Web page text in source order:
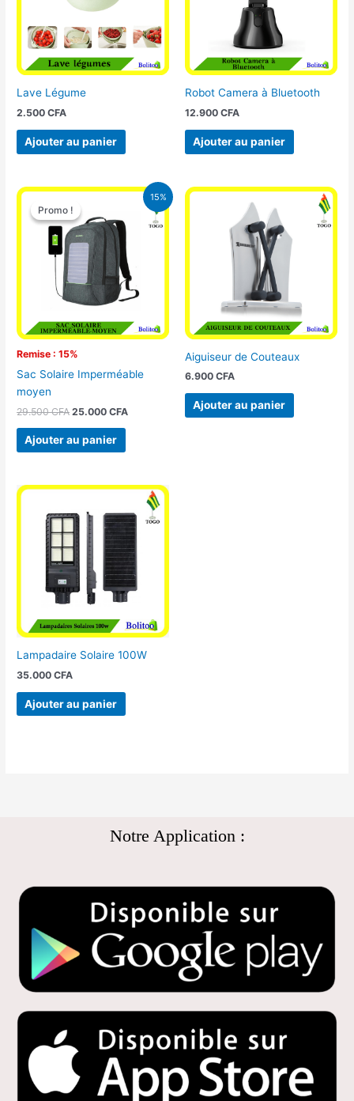
Lave Légume
2.500CFA
Ajouter au panier
Robot Camera à Bluetooth
12.900 CFA
Ajouter au panier
15%
Promo !
Remise : 15%
Promo !
Sac Solaire Imperméable
moyen
29.500CFA
Le
prix
initial
était :
29.500 CFA.
25.000CFA
Le
prix
actuel
Ajouter au panier
Aiguiseur de Couteaux
6.900 CFA
Ajouter au panier
Lampadaire Solaire 100W
35.000CFA
Ajouter au panier
Notre Application :